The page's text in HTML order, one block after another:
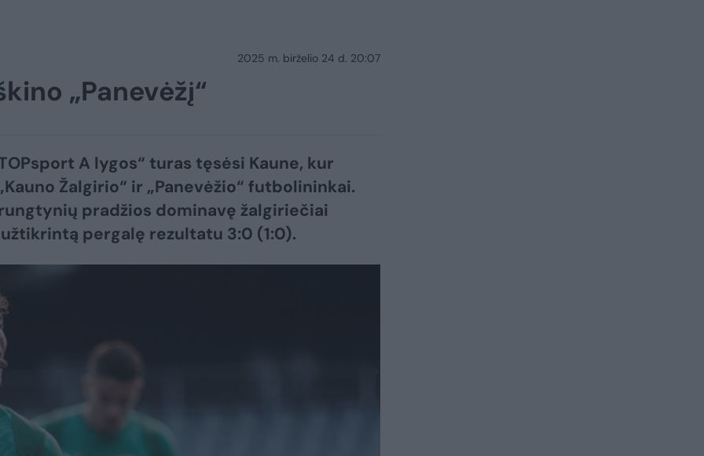
2025 m. birželio 24 d. 20:07
„Panevėžį“
A lygos“ turas tęsėsi Kaune, kur
Žalgirio“ ir „Panevėžio“ futbolininkai.
pradžios dominavę žalgiriečiai
pergalę rezultatu 3:0 (1:0).